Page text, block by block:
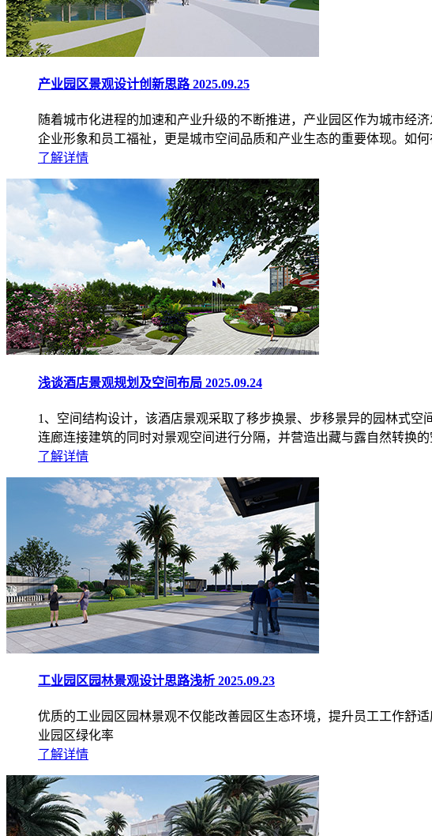
产业园区景观设计创新思路2025.09.25
随着城市化进程的加速和产业升级的不断推进，产业园区作为城市经
企业形象和员工福祉，更是城市空间品质和产业生态的重要体现。如
了解详情
浅谈酒店景观规划及空间布局 2025.09.24
1、空间结构设计，该酒店景观采取了移步换景、步移景异的园林式
连廊连接建筑的同时对景观空间进行分隔，并营造出藏与露自然转换的
了解详情
工业园区园林景观设计思路浅析 2025.09.23
优质的工业园区园林景观不仅能改善园区生态环境，提升员工工作舒
业园区绿化率
了解详情